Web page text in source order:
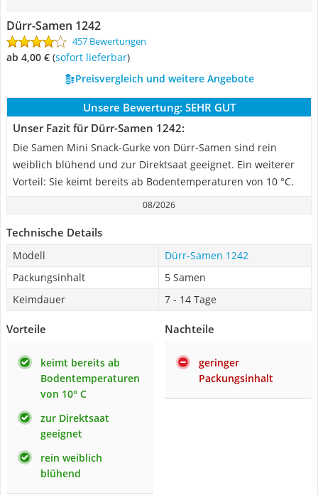
Dürr-Samen 1242
457 Bewertungen
ab 4,00 € ( Sofort lieferbar)
Preisvergleich und weitere Angebote
Unsere Bewertung: SEHR GUT
Unser Fazit für Dürr-Samen 1242:
Die Samen Mini Snack-Gurke von Dürr-Samen sind rein
weiblich blühend und zur Direktsaat geeignet. Ein weiterer
Vorteil: Sie keimt bereits ab Bodentemperaturen von 10 °C.
08/2026
Technische Details
Modell
Dürr-Samen 1242
Packungsinhalt
5 Samen
Keimdauer
7 - 14 Tage
Vorteile
keimt bereits ab
Bodentemperaturen
von 10° C
zur Direktsaat
geeignet
rein weiblich
blühend
Nachteile
geringer
Packungsinhalt